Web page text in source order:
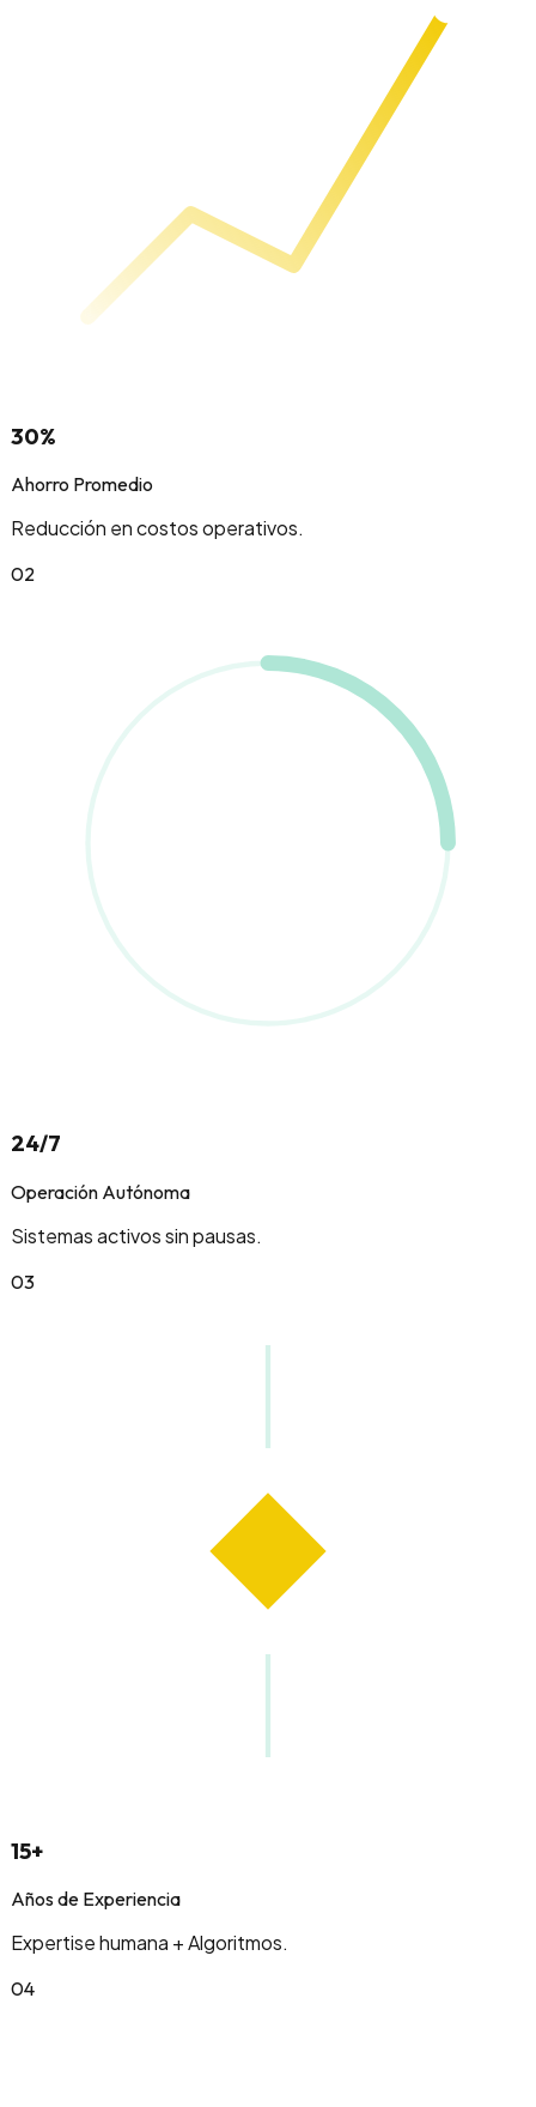
30%
Ahorro Promedio
Reducción en costos operativos.
02
24/7
Operación Autónoma
Sistemas activos sin pausas.
03
15+
Años de Experiencia
Expertise humana + Algoritmos.
04